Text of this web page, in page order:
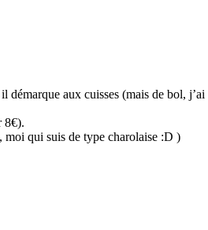
aux cuisses (mais de bol,
8€).
moi qui suis de type charolaise :D )